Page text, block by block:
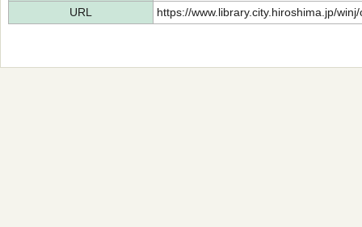
URL https://www.library.city.hiroshima.jp/